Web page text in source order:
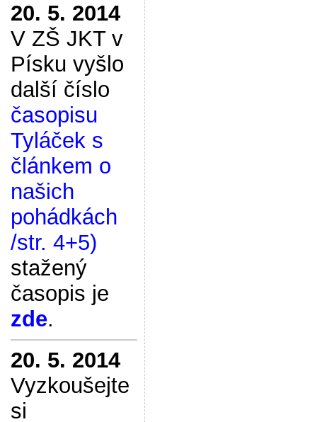
20. 5. 2014
V ZŠ JKT v
Písku vyšlo
další číslo
časopisu
Tyláček s
článkem o
našich
pohádkách
/str. 4+5)
stažený
časopis je
zde.
20. 5. 2014
Vyzkoušejte
si